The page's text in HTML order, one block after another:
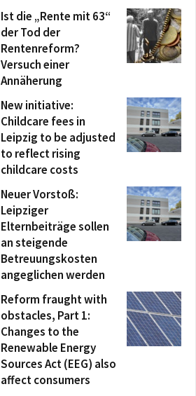
Ist die „Rente mit 63“
der Tod der
Rentenreform?
Versuch einer
Annäherung
New initiative:
Childcare fees in
Leipzig to be adjusted
to reflect rising
childcare costs
Neuer Vorstoß:
Leipziger
Elternbeiträge sollen
an steigende
Betreuungskosten
angeglichen werden
Reform fraught with
obstacles, Part 1:
Changes to the
Renewable Energy
Sources Act (EEG) also
affect consumers